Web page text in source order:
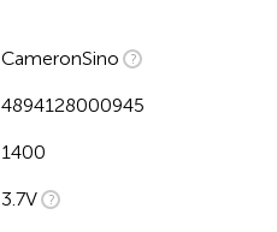
CameronSino
4894128000945
1400
3.7V